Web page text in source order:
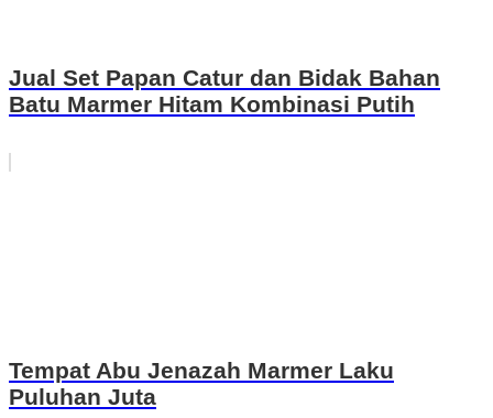
Jual Set Papan Catur dan Bidak Bahan
Batu Marmer Hitam Kombinasi Putih
Tempat Abu Jenazah Marmer Laku
Puluhan Juta